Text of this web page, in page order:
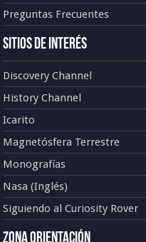
Preguntas Frecuentes
Sitios de Interés
Discovery Channel
History Channel
Icarito
Magnetósfera Terrestre
Monografías
Nasa (Inglés)
Siguiendo al Curiosity Rover